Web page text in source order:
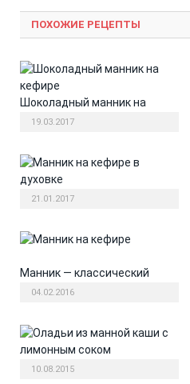
ПОХОЖИЕ РЕЦЕПТЫ
Шоколадный манник на
кефире
19.03.2017
Манник на кефире в духовке
21.01.2017
Манник — классический
рецепт
04.02.2016
Оладьи из манной каши
10.08.2015